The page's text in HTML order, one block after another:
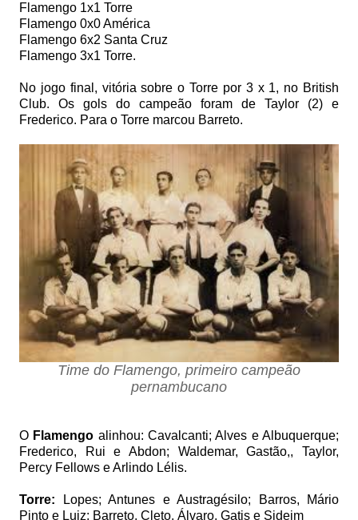
Flamengo 1x1 Torre
Flamengo 0x0 América
Flamengo 6x2 Santa Cruz
Flamengo 3x1 Torre.
No jogo final, vitória sobre o Torre por 3 x 1, no British
Club. Os gols do campeão foram de Taylor (2) e
Frederico. Para o Torre marcou Barreto.
Time do Flamengo, primeiro campeão
pernambucano
O Flamengo alinhou: Cavalcanti; Alves e Albuquerque;
Frederico, Rui e Abdon; Waldemar, Gastão,, Taylor,
Percy Fellows e Arlindo Lélis.
Torre: Lopes; Antunes e Austragésilo; Barros, Mário
Pinto e Luiz; Barreto, Cleto, Álvaro, Gatis e Sideim